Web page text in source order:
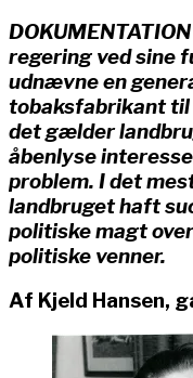
regering ved sine
udnævne en
tobaksfabrikant til
det gælder
åbenlyse
problem. I det
landbruget haft
politiske magt
politiske venner.
Af Kjeld Hansen,